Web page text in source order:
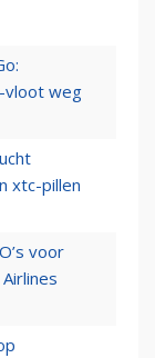
vloot weg
xtc-pillen
voor